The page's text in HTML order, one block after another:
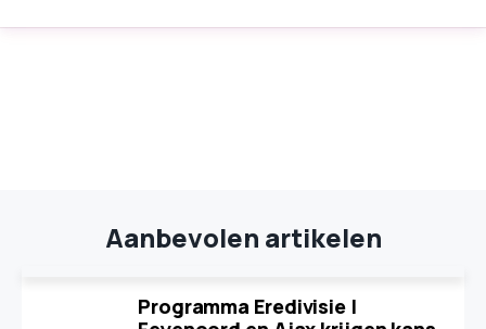
Aanbevolen artikelen
Programma Eredivisie |